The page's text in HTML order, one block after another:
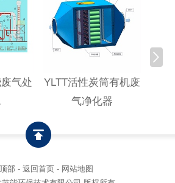
气处
YLTT活性炭筒有机废
气净化器
部 - 返回首页 - 网站地图